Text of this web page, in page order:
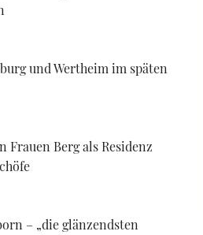
und Wertheim im späten
Frauen Berg als Residenz
– „die glänzendsten